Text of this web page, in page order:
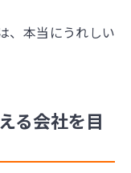
、本当にうれしい
る会社を目